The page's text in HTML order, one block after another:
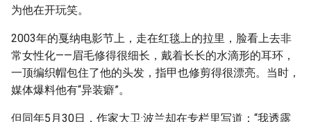
为他在开玩笑。
2003年的戛纳电影节上，走在红毯上的拉里，脸看上去非
常女性化——眉毛修得很细长，戴着长长的水滴形的耳环，
一顶编织帽包住了他的头发，指甲也修剪得很漂亮。当时，
媒体爆料他有“异装癖”。
但同年5月30日，作家大卫·波兰却在专栏里写道：“我透露